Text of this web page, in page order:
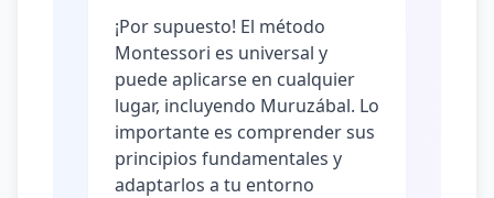
¡Por supuesto! El método
Montessori es universal y
puede aplicarse en cualquier
lugar, incluyendo Muruzábal. Lo
importante es comprender sus
principios fundamentales y
adaptarlos a tu entorno